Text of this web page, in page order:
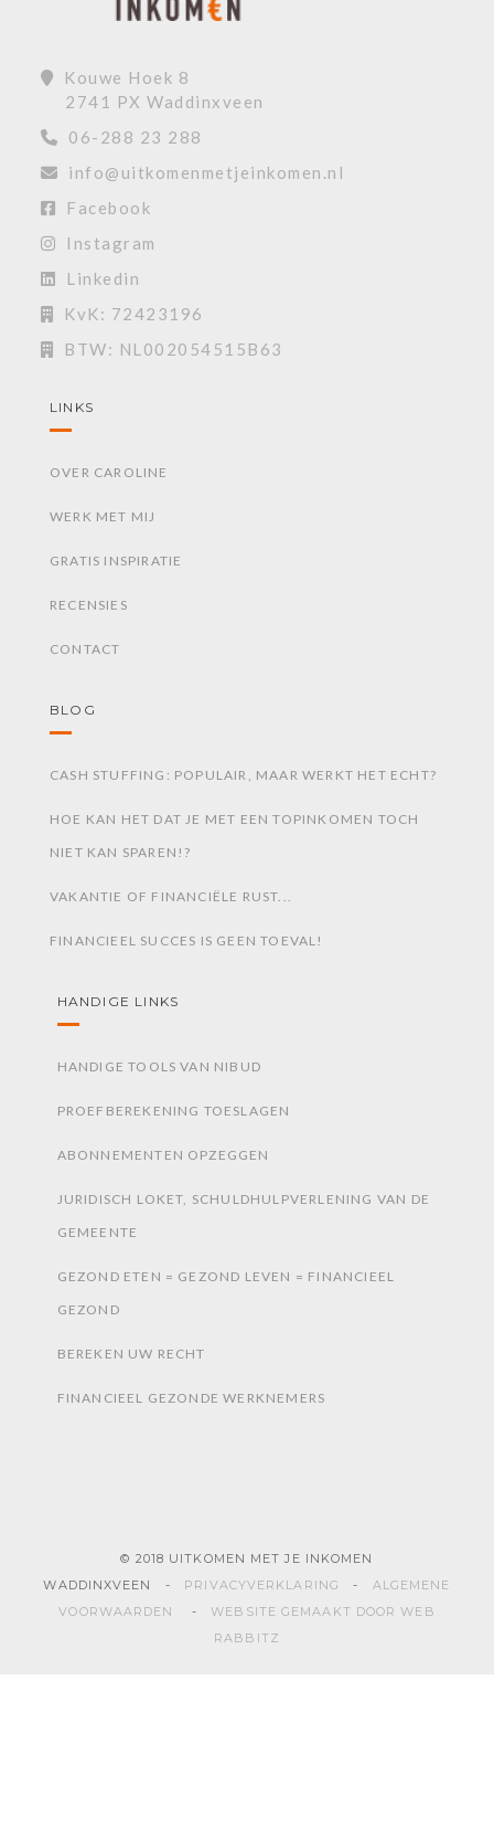
Kouwe Hoek 8
2741 PX Waddinxveen
06-288 23 288
info@uitkomenmetjeinkomen.nl
Facebook
Instagram
Linkedin
KvK: 72423196
BTW: NL002054515B63
LINKS
OVER CAROLINE
WERK MET MIJ
GRATIS INSPIRATIE
RECENSIES
CONTACT
BLOG
CASH STUFFING: POPULAIR, MAAR WERKT HET ECHT?
HOE KAN HET DAT JE MET EEN TOPINKOMEN TOCH
NIET KAN SPAREN!?
VAKANTIE OF FINANCIËLE RUST...
FINANCIEEL SUCCES IS GEEN TOEVAL!
HANDIGE LINKS
HANDIGE TOOLS VAN NIBUD
PROEFBEREKENING TOESLAGEN
ABONNEMENTEN OPZEGGEN
JURIDISCH LOKET, SCHULDHULPVERLENING VAN DE
GEMEENTE
GEZOND ETEN = GEZOND LEVEN = FINANCIEEL
GEZOND
BEREKEN UW RECHT
FINANCIEEL GEZONDE WERKNEMERS
© 2018 UITKOMEN MET JE INKOMEN
WADDINXVEEN - PRIVACYVERKLARING - ALGEMENE
VOORWAARDEN
-WEBSITE GEMAAKT DOOR WEB
RABBITZ